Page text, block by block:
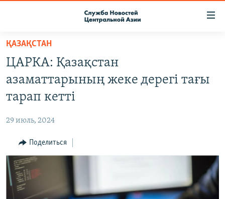
Вернуться
основному
содержанию
главной
Вернутся
поиску
ПОДПИСКА
НАСТОЯЩЕЕ ВРЕМЯ
МИГРАНТ МЕДИА
ҚАЗАҚСТАН
ЦАРКА: Қазақстан
азаматтарының жеке дерегі тағы
тарап кетті
29 июль, 2024
Поделиться